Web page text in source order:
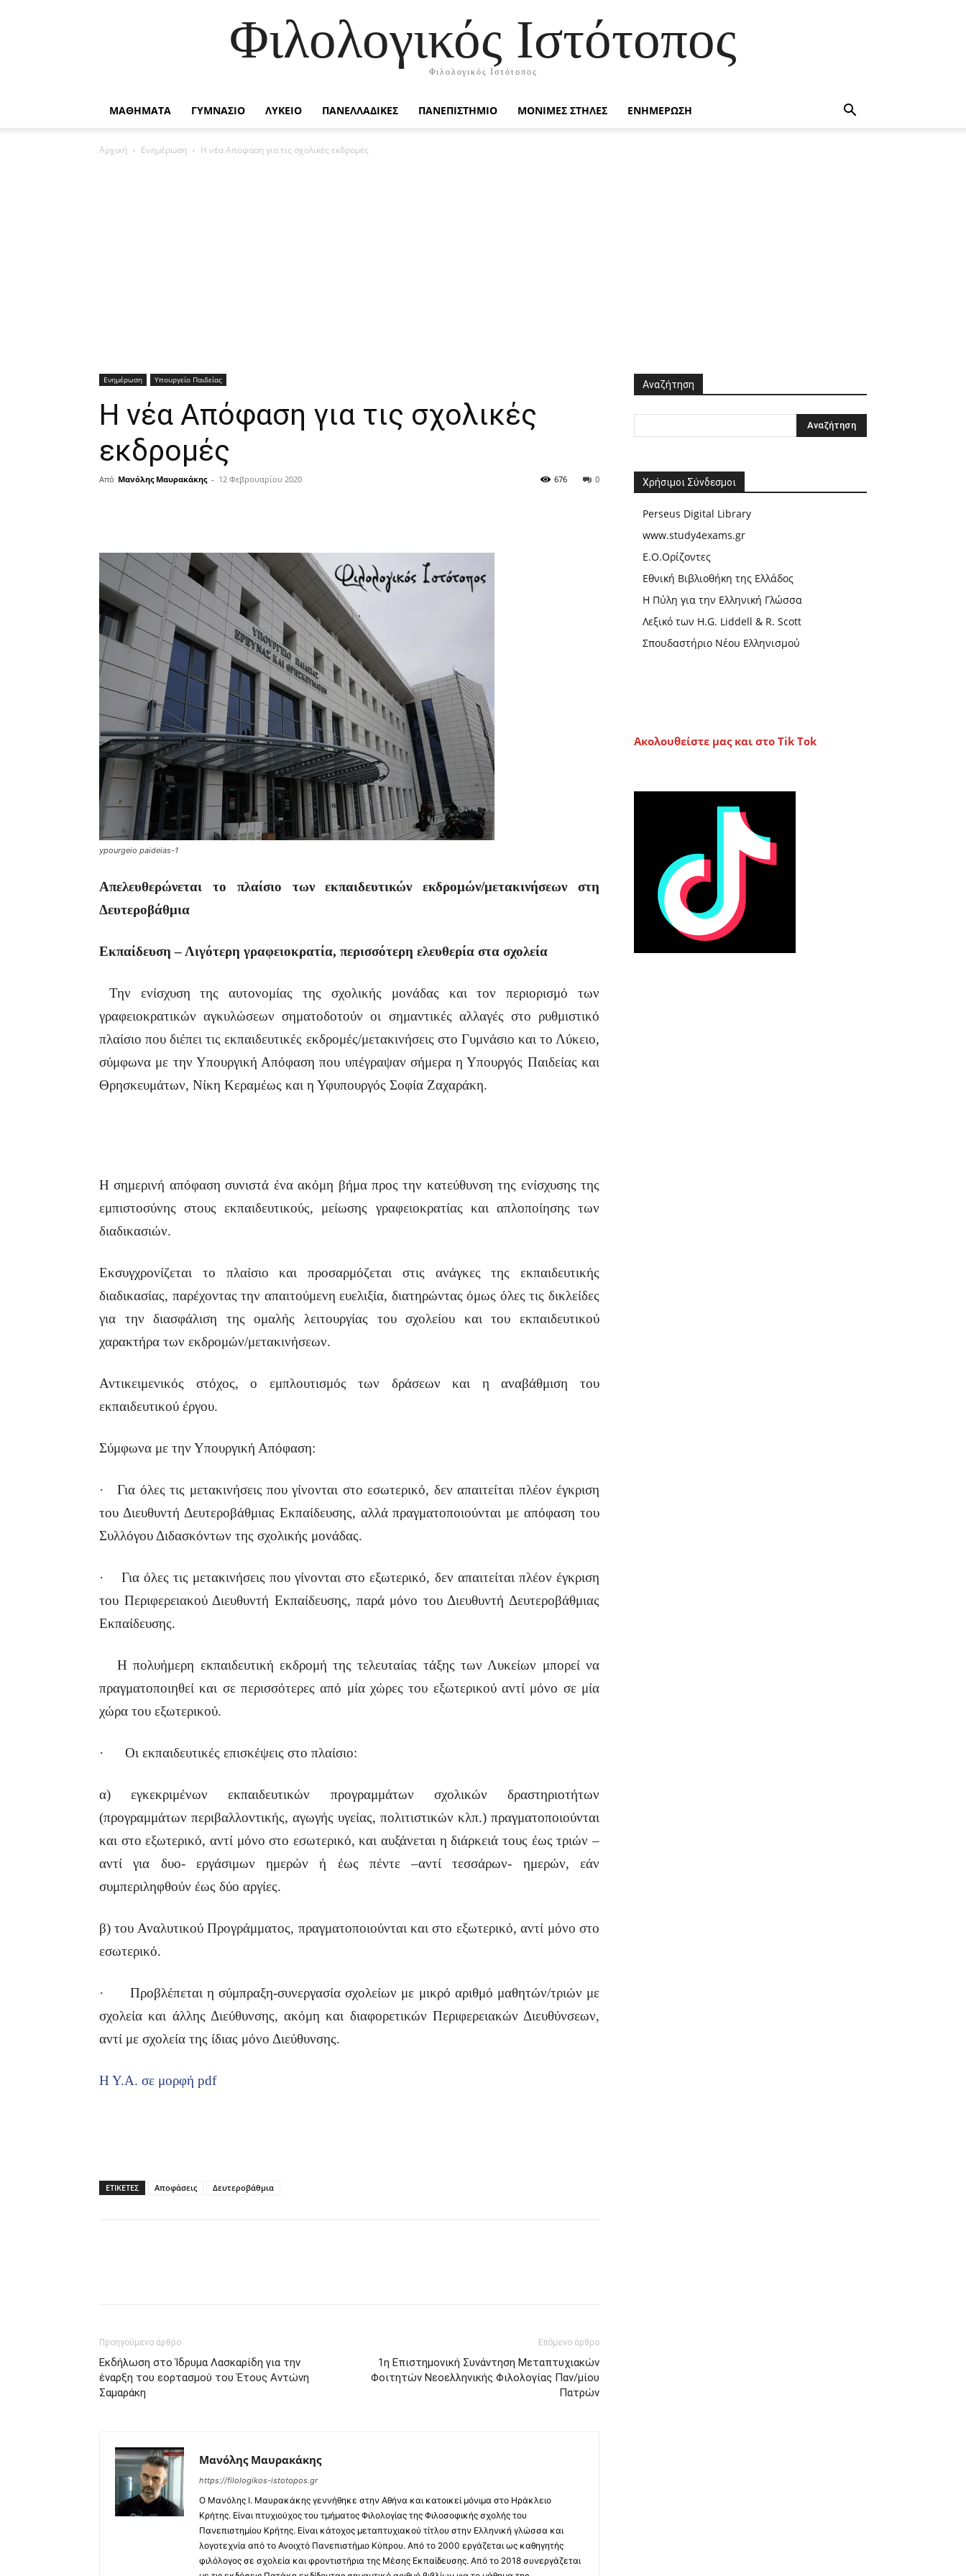
Φιλολογικός Ιστότοπος
Φιλολογικός Ιστότοπος
ΜΑΘΗΜΑΤΑ ΓΥΜΝΑΣΙΟ ΛΥΚΕΙΟ ΠΑΝΕΛΛΑΔΙΚΕΣ ΠΑΝΕΠΙΣΤΗΜΙΟ ΜΟΝΙΜΕΣ ΣΤΗΛΕΣ ΕΝΗΜΕΡΩΣΗ
Αρχική Ενημέρωση Η νέα Απόφαση για τις σχολικές εκδρομές
Ενημέρωση Υπουργείο Παιδείας
Η νέα Απόφαση για τις σχολικές
εκδρομές
Από Μανόλης Μαυρακάκης - 12 Φεβρουαρίου 2020 0
676
ypourgeio paideias-1
Απελευθερώνεται το πλαίσιο των εκπαιδευτικών εκδρομών/μετακινήσεων στη
Δευτεροβάθμια
Εκπαίδευση – Λιγότερη γραφειοκρατία, περισσότερη ελευθερία στα σχολεία
Την ενίσχυση της αυτονομίας της σχολικής μονάδας και τον περιορισμό των
γραφειοκρατικών αγκυλώσεων σηματοδοτούν οι σημαντικές αλλαγές στο ρυθμιστικό
πλαίσιο που διέπει τις εκπαιδευτικές εκδρομές/μετακινήσεις στο Γυμνάσιο και το Λύκειο,
σύμφωνα με την Υπουργική Απόφαση που υπέγραψαν σήμερα η Υπουργός Παιδείας και
Θρησκευμάτων, Νίκη Κεραμέως και η Υφυπουργός Σοφία Ζαχαράκη.
Η σημερινή απόφαση συνιστά ένα ακόμη βήμα προς την κατεύθυνση της ενίσχυσης της
εμπιστοσύνης στους εκπαιδευτικούς, μείωσης γραφειοκρατίας και απλοποίησης των
διαδικασιών.
Εκσυγχρονίζεται το πλαίσιο και προσαρμόζεται στις ανάγκες της εκπαιδευτικής
διαδικασίας, παρέχοντας την απαιτούμενη ευελιξία, διατηρώντας όμως όλες τις δικλείδες
για την διασφάλιση της ομαλής λειτουργίας του σχολείου και του εκπαιδευτικού
χαρακτήρα των εκδρομών/μετακινήσεων.
Αντικειμενικός στόχος, ο εμπλουτισμός των δράσεων και η αναβάθμιση του
εκπαιδευτικού έργου.
Σύμφωνα με την Υπουργική Απόφαση:
· Για όλες τις μετακινήσεις που γίνονται στο εσωτερικό, δεν απαιτείται πλέον έγκριση
του Διευθυντή Δευτεροβάθμιας Εκπαίδευσης, αλλά πραγματοποιούνται με απόφαση του
Συλλόγου Διδασκόντων της σχολικής μονάδας.
· Για όλες τις μετακινήσεις που γίνονται στο εξωτερικό, δεν απαιτείται πλέον έγκριση
του Περιφερειακού Διευθυντή Εκπαίδευσης, παρά μόνο του Διευθυντή Δευτεροβάθμιας
Εκπαίδευσης.
Η πολυήμερη εκπαιδευτική εκδρομή της τελευταίας τάξης των Λυκείων μπορεί να
πραγματοποιηθεί και σε περισσότερες από μία χώρες του εξωτερικού αντί μόνο σε μία
χώρα του εξωτερικού.
· Οι εκπαιδευτικές επισκέψεις στο πλαίσιο:
α) εγκεκριμένων εκπαιδευτικών προγραμμάτων σχολικών δραστηριοτήτων
(προγραμμάτων περιβαλλοντικής, αγωγής υγείας, πολιτιστικών κλπ.) πραγματοποιούνται
και στο εξωτερικό, αντί μόνο στο εσωτερικό, και αυξάνεται η διάρκειά τους έως τριών –
αντί για δυο- εργάσιμων ημερών ή έως πέντε –αντί τεσσάρων- ημερών, εάν
συμπεριληφθούν έως δύο αργίες.
β) του Αναλυτικού Προγράμματος, πραγματοποιούνται και στο εξωτερικό, αντί μόνο στο
εσωτερικό.
· Προβλέπεται η σύμπραξη-συνεργασία σχολείων με μικρό αριθμό μαθητών/τριών με
σχολεία και άλλης Διεύθυνσης, ακόμη και διαφορετικών Περιφερειακών Διευθύνσεων,
αντί με σχολεία της ίδιας μόνο Διεύθυνσης.
Η Υ.Α. σε μορφή pdf
ΕΤΙΚΕΤΕΣ Αποφάσεις Δευτεροβάθμια
Προηγούμενο άρθρο
Εκδήλωση στο Ίδρυμα Λασκαρίδη για την
έναρξη του εορτασμού του Έτους Αντώνη
Σαμαράκη
Επόμενο άρθρο
1η Επιστημονική Συνάντηση Μεταπτυχιακών
Φοιτητών Νεοελληνικής Φιλολογίας Παν/μίου
Πατρών
Μανόλης Μαυρακάκης
https://filologikos-istotopos.gr
Ο Μανόλης I. Μαυρακάκης γεννήθηκε στην Αθήνα και κατοικεί μόνιμα στο Ηράκλειο
Κρήτης. Είναι πτυχιούχος του τμήματος Φιλολογίας της Φιλοσοφικής σχολής του
Πανεπιστημίου Κρήτης. Είναι κάτοχος μεταπτυχιακού τίτλου στην Ελληνική γλώσσα και
λογοτεχνία από το Ανοιχτό Πανεπιστήμιο Κύπρου. Από το 2000 εργάζεται ως καθηγητής
φιλόλογος σε σχολεία και φροντιστήρια της Μέσης Εκπαίδευσης. Από το 2018 συνεργάζεται
Αναζήτηση
Χρήσιμοι Σύνδεσμοι
Perseus Digital Library
www.study4exams.gr
Ε.Ο.Ορίζοντες
Εθνική Βιβλιοθήκη της Ελλάδος
Η Πύλη για την Ελληνική Γλώσσα
Λεξικό των H.G. Liddell & R. Scott
Σπουδαστήριο Νέου Ελληνισμού
Ακολουθείστε μας και στο Tik Tok